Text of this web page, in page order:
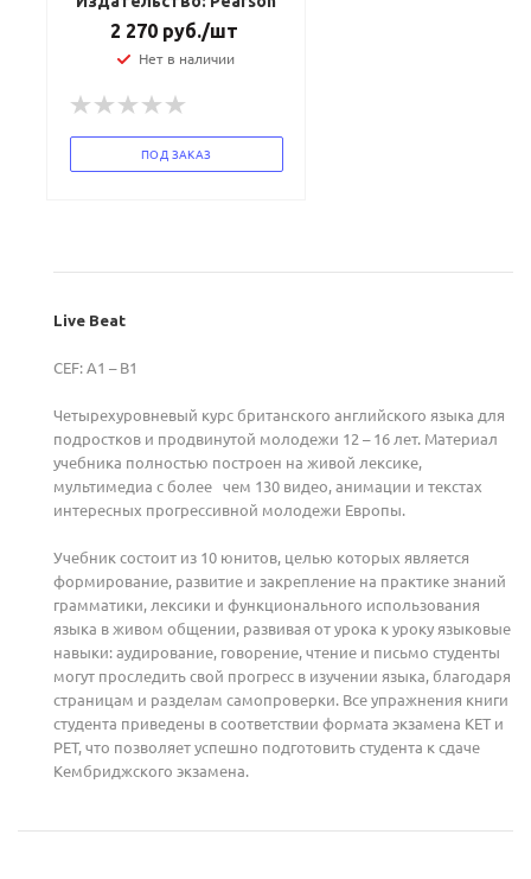
2 270руб./шт
Нет в наличии
ПОД ЗАКАЗ
Live Beat
CEF: A1 – B1
Четырехуровневый курс британского английского языка для
подростков и продвинутой молодежи 12 – 16 лет. Материал
учебника полностью построен на живой лексике,
мультимедиа с более чем 130 видео, анимации и текстах
интересных прогрессивной молодежи Европы.
Учебник состоит из 10 юнитов, целью которых является
формирование, развитие и закрепление на практике знаний
грамматики, лексики и функционального использования
языка в живом общении, развивая от урока к уроку языковые
навыки: аудирование, говорение, чтение и письмо студенты
могут проследить свой прогресс в изучении языка, благодаря
страницам и разделам самопроверки. Все упражнения книги
студента приведены в соответствии формата экзамена KET и
PET, что позволяет успешно подготовить студента к сдаче
Кембриджского экзамена.